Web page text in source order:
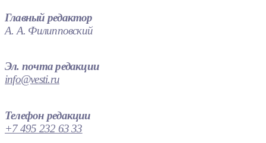
Главный редактор
А. А. Филипповский
Эл. почта редакции
info@vesti.ru
Телефон редакции
+7 495 232 63 33